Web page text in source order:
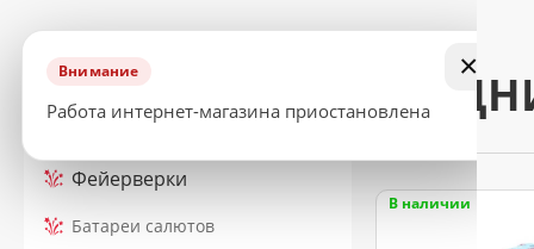
×
Внимание
Работа интернет-магазина приостановлена
Фейерверки
Батареи салютов
В наличии
имя
номер